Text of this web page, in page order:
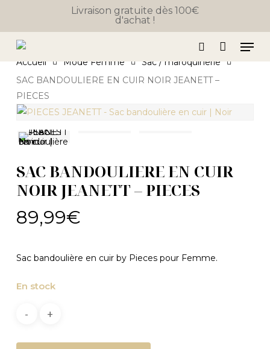
main
Livraison gratuite dès 100€
d'achat !
search
Accueil Mode Femme
Sac / maroquinerie
SAC BANDOULIERE EN CUIR NOIR JEANETT –
PIECES
SAC BANDOULIERE EN CUIR
NOIR JEANETT – PIECES
89,99€
Sac bandoulière en cuir by Pieces pour Femme.
En stock